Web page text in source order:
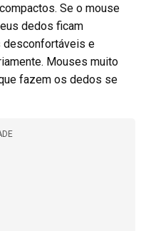
Se o mouse
dedos ficam
desconfortáveis e
Mouses muito
fazem os dedos se